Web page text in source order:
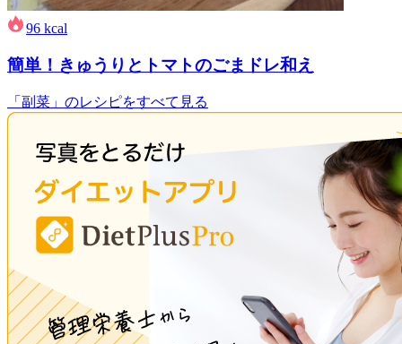
96 kcal
簡単！きゅうりとトマトのごまドレ和え
「副菜」のレシピをすべて見る